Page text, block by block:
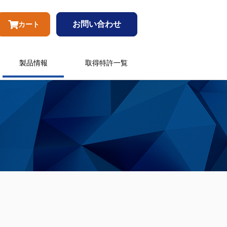
カート お問い合わせ
製品情報 取得特許一覧